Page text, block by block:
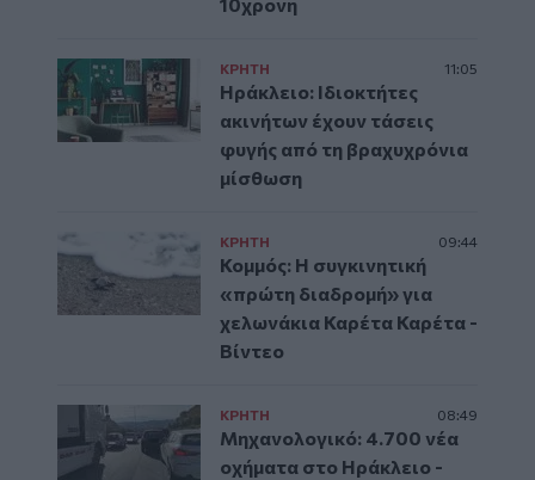
ΚΡΗΤΗ 11:05
Ηράκλειο: Ιδιοκτήτες
ακινήτων έχουν τάσεις
φυγής από τη βραχυχρόνια
μίσθωση
ΚΡΗΤΗ 09:44
Κομμός: Η συγκινητική
«πρώτη διαδρομή» για
χελωνάκια Καρέτα Καρέτα -
Βίντεο
ΚΡΗΤΗ 08:49
Μηχανολογικό: 4.700 νέα
οχήματα στο Ηράκλειο -